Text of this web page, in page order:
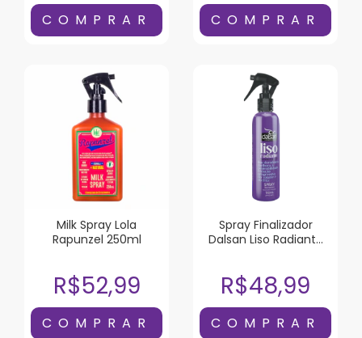
Milk Spray Lola
Rapunzel 250ml
R$52,99
Spray Finalizador
Dalsan Liso Radiante
R$48,99